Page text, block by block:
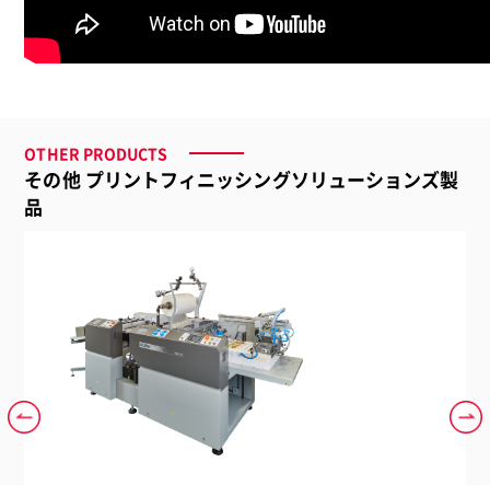
フラットベッドアプリケーター FB1630H－HA
open
サイズ
W3475 x D1960 x H1135 mm
OTHER PRODUCTS
その他 プリントフィニッシングソリューションズ製
品